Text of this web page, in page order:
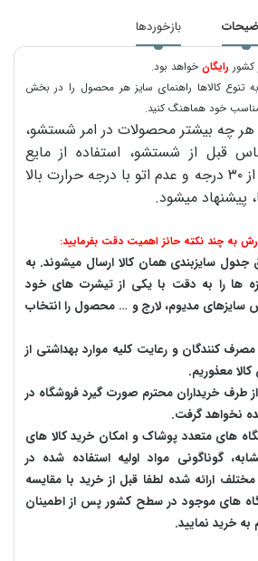
بازخوردها
کشور رایگانخواهد بود.
تنوع کالاها راهنمای سایز هر محصول را در بخش
خود هماهنگ کنید.
هر چه بیشتر محصولات در امر شستشو،
قبل از شستشو، استفاده از مایع
شوینده، آب گرم کمتر از ۳۰ درجه و عدم اتو با درجه حرارت بالا
میشود.
به چند نکته حائز اهمیت دقت بفرمایید:
سایزبندی همان کالا ارسال میشوند. به
ها را به دقت با یکی از تیشرت های خود
سایزهای مدیوم، لارج و … محصول را انتخاب
کنندگان و رعایت کلیه موارد بهداشتی از
معذوریم.
طرف خریداران محترم صورت گیرد فروشگاه در
نخواهد گرفت.
های متعدد‌ پوشاک و امکان خرید کالا های
گوناگونی مواد اولیه استفاده شده در
ارائه شده لطفا قبل از خرید با مقایسه
های موجود در سطح کشور پس از اطمینان
به خرید نمایید.